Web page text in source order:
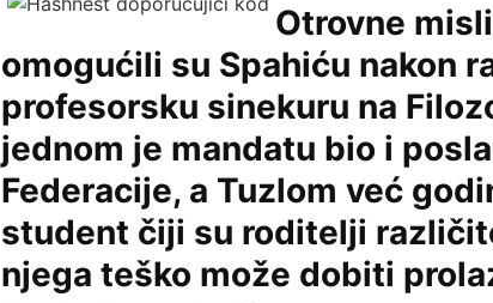
Otrovne
omogućili su Spahiću nakon
profesorsku sinekuru na
jednom je mandatu bio i
Federacije, a Tuzlom već
student čiji su roditelji
njega teško može dobiti